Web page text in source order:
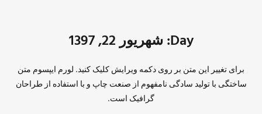
Day: شهریور 22, 1397
برای تغییر این متن بر روی دکمه ویرایش کلیک کنید. لورم ایپسوم متن
ساختگی با تولید سادگی نامفهوم از صنعت چاپ و با استفاده از طراحان
گرافیک است.